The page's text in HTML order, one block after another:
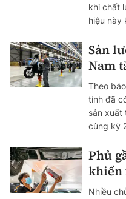
khi chất
hiệu này
Sản
Nam
Theo
tính đã
sản xuất
cùng kỳ
Phủ
khiến
Nhiều